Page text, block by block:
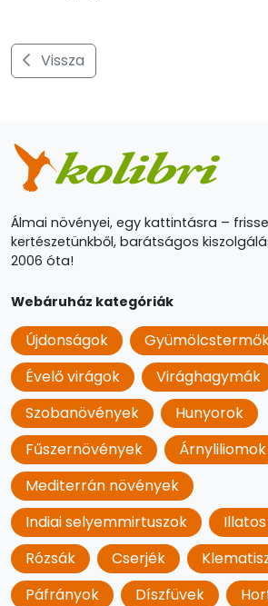
Vissza
Álmai növényei, egy kattintásra –
kertészetünkből, barátságos
2006 óta!
Webáruház kategóriák
Újdonságok
Évelő virágok
Virághagymák
Szobanövények
Hunyorok
Fűszernövények
Árnyliliomok
Mediterrán növények
Indiai selyemmirtuszok
Rózsák
Cserjék
Páfrányok
Díszfüvek